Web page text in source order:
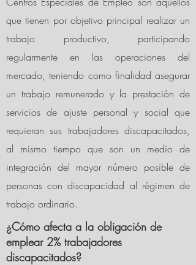
que tienen por objetivo principal realizar un
trabajo productivo, participando
regularmente en las operaciones del
mercado, teniendo como finalidad asegurar
un trabajo remunerado y la prestación de
servicios de ajuste personal y social que
requieran sus trabajadores discapacitados,
al mismo tiempo que son un medio de
integración del mayor número posible de
personas con discapacidad al régimen de
trabajo ordinario.
¿Cómo afecta a la obligación de
emplear 2% trabajadores
discapacitados?